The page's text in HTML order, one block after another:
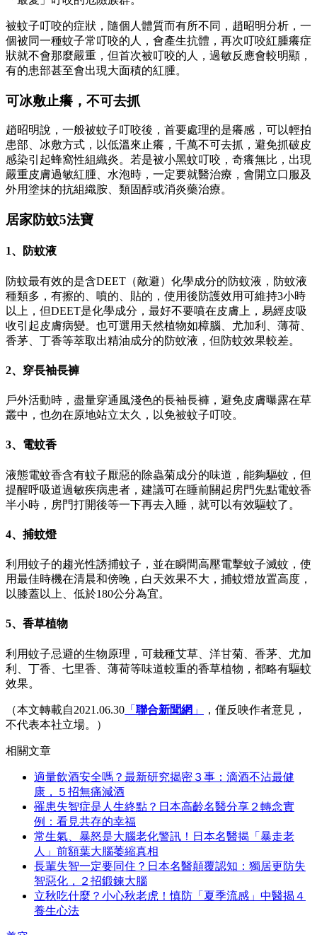
被蚊子叮咬的症狀，隨個人體質而有所不同，趙昭明分析，一
個被同一種蚊子常叮咬的人，會產生抗體，再次叮咬紅腫癢症
狀就不會那麼嚴重，但首次被叮咬的人，過敏反應會較明顯，
有的患部甚至會出現大面積的紅腫。
可冰敷止癢，不可去抓
趙昭明說，一般被蚊子叮咬後，首要處理的是癢感，可以輕拍
患部、冰敷方式，以低溫來止癢，千萬不可去抓，避免抓破皮
感染引起蜂窩性組織炎。若是被小黑蚊叮咬，奇癢無比，出現
嚴重皮膚過敏紅腫、水泡時，一定要就醫治療，會開立口服及
外用塗抹的抗組織胺、類固醇或消炎藥治療。
居家防蚊5法寶
1、防蚊液
防蚊最有效的是含DEET（敵避）化學成分的防蚊液，防蚊液
種類多，有擦的、噴的、貼的，使用後防護效用可維持3小時
以上，但DEET是化學成分，最好不要噴在皮膚上，易經皮吸
收引起皮膚病變。也可選用天然植物如樟腦、尤加利、薄荷、
香茅、丁香等萃取出精油成分的防蚊液，但防蚊效果較差。
2、穿長袖長褲
戶外活動時，盡量穿通風淺色的長袖長褲，避免皮膚曝露在草
叢中，也勿在原地站立太久，以免被蚊子叮咬。
3、電蚊香
液態電蚊香含有蚊子厭惡的除蟲菊成分的味道，能夠驅蚊，但
提醒呼吸道過敏疾病患者，建議可在睡前關起房門先點電蚊香
半小時，房門打開後等一下再去入睡，就可以有效驅蚊了。
4、捕蚊燈
利用蚊子的趨光性誘捕蚊子，並在瞬間高壓電擊蚊子滅蚊，使
用最佳時機在清晨和傍晚，白天效果不大，捕蚊燈放置高度，
以膝蓋以上、低於180公分為宜。
5、香草植物
利用蚊子忌避的生物原理，可栽種艾草、洋甘菊、香茅、尤加
利、丁香、七里香、薄荷等味道較重的香草植物，都略有驅蚊
效果。
（本文轉載自2021.06.30 「 聯合新聞網 」
，僅反映作者意見，
不代表本社立場。）
相關文章
適量飲酒安全嗎？最新研究揭密３事：滴酒不沾最健
康，５招無痛減酒
罹患失智症是人生終點？日本高齡名醫分享２轉念實
例：看見共存的幸福
常生氣、暴怒是大腦老化警訊！日本名醫揭「暴走老
人」前額葉大腦萎縮真相
長輩失智一定要同住？日本名醫顛覆認知：獨居更防失
智惡化，２招鍛鍊大腦
立秋吃什麼？小心秋老虎！慎防「夏季流感」中醫揭４
養生心法